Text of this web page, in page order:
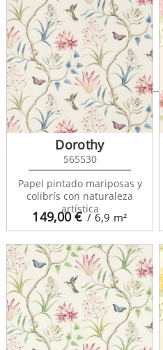
Caramel Rose 683363
149,00€ / 6,9 m²
Dorothy
565530
Papel pintado mariposas y
colibrís con naturaleza
artística